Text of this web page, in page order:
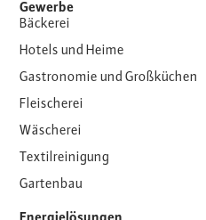
Gewerbe
Bäckerei
Hotels und Heime
Gastronomie und Großküchen
Fleischerei
Wäscherei
Textilreinigung
Gartenbau